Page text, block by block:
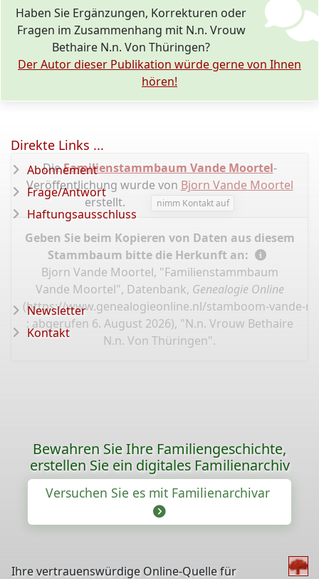
Haben Sie Ergänzungen, Korrekturen oder
Fragen im Zusammenhang mit N.n. Vrouw
Bethaire N.n. Von Thüringen?
Der Autor dieser Publikation würde gerne von Ihnen
hören!
DieFamilienstammbaum Vande Moortel-
Veröffentlichung wurde von Bjorn Vande Moortel
erstellt.
nimm Kontakt auf
Geben Sie beim Kopieren von Daten aus diesem
Stammbaum bitte die Herkunft an:
Bjorn Vande Moortel, "Familienstammbaum
Vande Moortel", Datenbank, Genealogie Online
(https://www.genealogieonline.nl/stamboom-vande-
: abgerufen 6. August 2026), "N.n. Vrouw Bethaire
N.n. Von Thüringen".
Direkte Links ...
Abonnement
Frage/Antwort
Haftungsausschluss
Newsletter
Kontakt
Bewahren Sie Ihre Familiengeschichte,
erstellen Sie ein digitales Familienarchiv
Versuchen Sie es mit Familienarchivar
Ihre vertrauenswürdige Online-Quelle für